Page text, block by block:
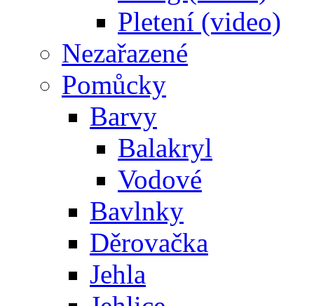
Pletení (video)
Nezařazené
Pomůcky
Barvy
Balakryl
Vodové
Bavlnky
Děrovačka
Jehla